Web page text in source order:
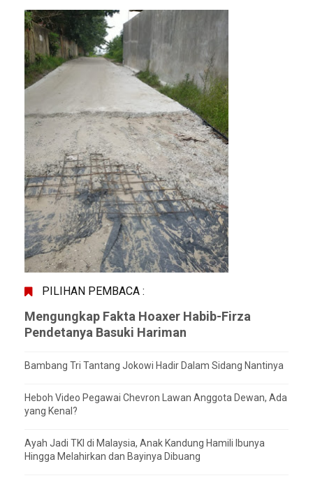
PILIHAN PEMBACA :
Mengungkap Fakta Hoaxer Habib-Firza
Pendetanya Basuki Hariman
Bambang Tri Tantang Jokowi Hadir Dalam Sidang Nantinya
Heboh Video Pegawai Chevron Lawan Anggota Dewan, Ada
yang Kenal?
Ayah Jadi TKI di Malaysia, Anak Kandung Hamili Ibunya
Hingga Melahirkan dan Bayinya Dibuang